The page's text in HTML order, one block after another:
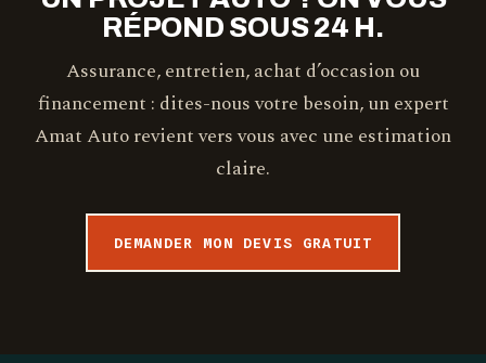
RÉPOND SOUS 24 H.
Assurance, entretien, achat d’occasion ou
financement : dites-nous votre besoin, un expert
Amat Auto revient vers vous avec une estimation
claire.
DEMANDER MON DEVIS GRATUIT